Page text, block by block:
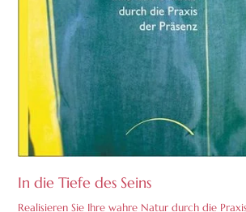
In die Tiefe des Seins
Realisieren Sie Ihre wahre Natur durch die